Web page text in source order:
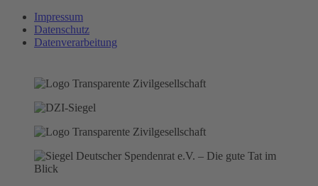
Impressum
Datenschutz
Datenverarbeitung